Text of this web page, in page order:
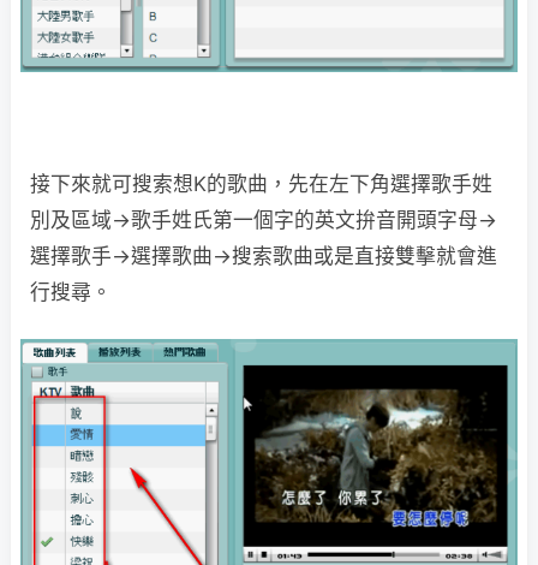
接下來就可搜索想K的歌曲，先在左下角選擇歌手姓
別及區域→歌手姓氏第一個字的英文拚音開頭字母→
選擇歌手→選擇歌曲→搜索歌曲或是直接雙擊就會進
行搜尋。